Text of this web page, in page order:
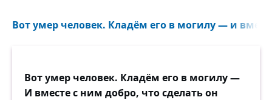
Вот умер человек. Кладём его в могилу — и
Вот умер человек. Кладём его в могилу —
И вместе с ним добро, что сделать он